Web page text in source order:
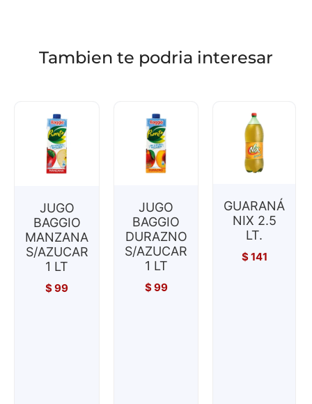
Tambien te podria interesar
JUGO
BAGGIO
MANZANA
S/AZUCAR
1 LT
$99
JUGO
BAGGIO
DURAZNO
S/AZUCAR
1 LT
$99
GUARANÁ
NIX 2.5
LT.
$141